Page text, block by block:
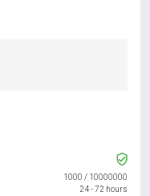
1000 / 10000000
24 - 72 hours